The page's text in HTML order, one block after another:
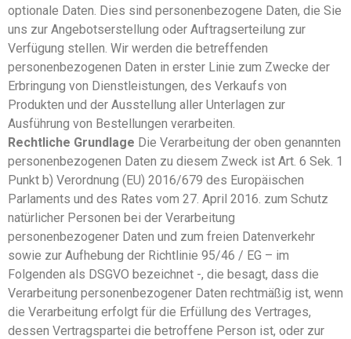
optionale Daten. Dies sind personenbezogene Daten, die Sie
uns zur Angebotserstellung oder Auftragserteilung zur
Verfügung stellen. Wir werden die betreffenden
personenbezogenen Daten in erster Linie zum Zwecke der
Erbringung von Dienstleistungen, des Verkaufs von
Produkten und der Ausstellung aller Unterlagen zur
Ausführung von Bestellungen verarbeiten.
Rechtliche Grundlage Die Verarbeitung der oben genannten
personenbezogenen Daten zu diesem Zweck ist Art. 6 Sek. 1
Punkt b) Verordnung (EU) 2016/679 des Europäischen
Parlaments und des Rates vom 27. April 2016. zum Schutz
natürlicher Personen bei der Verarbeitung
personenbezogener Daten und zum freien Datenverkehr
sowie zur Aufhebung der Richtlinie 95/46 / EG – im
Folgenden als DSGVO bezeichnet -, die besagt, dass die
Verarbeitung personenbezogener Daten rechtmäßig ist, wenn
die Verarbeitung erfolgt für die Erfüllung des Vertrages,
dessen Vertragspartei die betroffene Person ist, oder zur